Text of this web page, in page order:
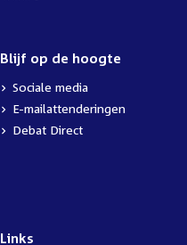
Blijf op de hoogte
Sociale media
E-mailattenderingen
Debat Direct
Links